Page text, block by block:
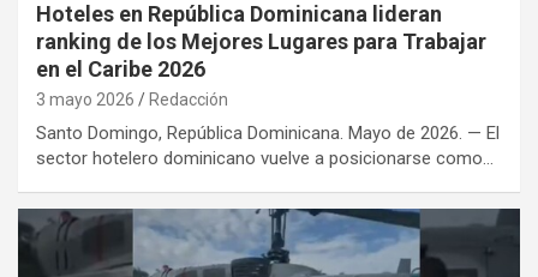
Hoteles en República Dominicana lideran
ranking de los Mejores Lugares para Trabajar
en el Caribe 2026
3 mayo 2026 Redacción
Santo Domingo, República Dominicana. Mayo de 2026. — El
sector hotelero dominicano vuelve a posicionarse como…